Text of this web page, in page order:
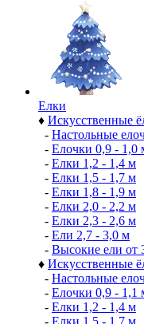
Елки
♦
- Настольные
- Елочки 0,9 - 1,0
- Елки 1,2 - 1,4 м
- Елки 1,5 - 1,7 м
- Елки 1,8 - 1,9 м
- Елки 2,0 - 2,2 м
- Елки 2,3 - 2,6 м
- Ели 2,7 - 3,0 м
- Высокие ели от
♦ Искусственные
- Настольные
- Елочки 0,9 - 1,1
- Елки 1,2 - 1,4 м
- Елки 1,5 - 1,7 м